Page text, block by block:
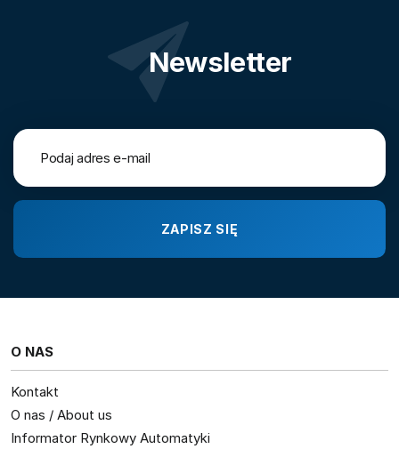
Newsletter
O NAS
Kontakt
O nas / About us
Informator Rynkowy Automatyki